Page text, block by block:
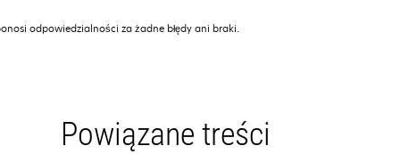
odpowiedzialności za żadne błędy ani braki.
Powiązane treści